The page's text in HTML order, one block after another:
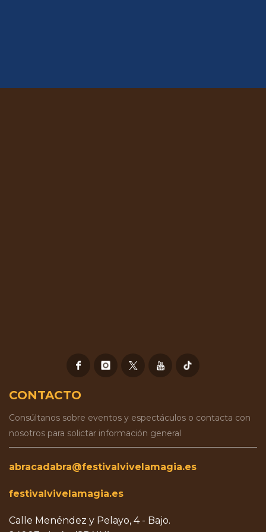
CONTACTO
Consúltanos sobre eventos y espectáculos o contacta con
nosotros para solictar información general
abracadabra@festivalvivelamagia.es
festivalvivelamagia.es
Calle Menéndez y Pelayo, 4 - Bajo.